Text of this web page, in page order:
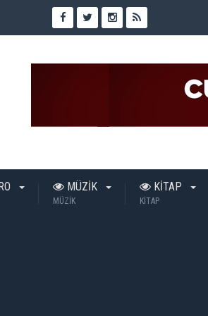
MÜZİK
MÜZİK
KİTAP
KİTAP